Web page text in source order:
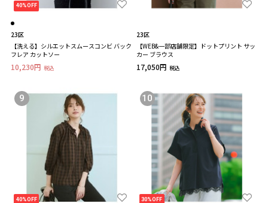
40%OFF
23区
【洗える】シルエットスムースコンビ バック
フレア カットソー
10,230円 税込
23区
【WEB&一部店舗限定】ドットプリント サッ
カー ブラウス
17,050円 税込
40%OFF
9
30%OFF
10